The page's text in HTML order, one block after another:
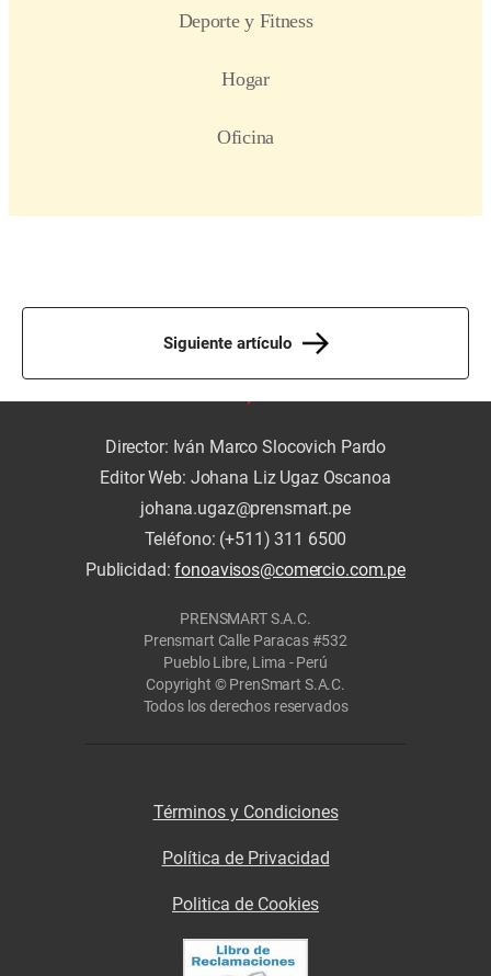
Siguiente artículo
Director: Iván Marco Slocovich Pardo
Editor Web: Johana Liz Ugaz Oscanoa
johana.ugaz@prensmart.pe
Teléfono: (+511) 311 6500
Publicidad:fonoavisos@comercio.com.pe
PRENSMART S.A.C.
Prensmart Calle Paracas #532
Pueblo Libre, Lima - Perú
Copyright © PrenSmart S.A.C.
Todos los derechos reservados
Términos y Condiciones
Política de Privacidad
Politica de Cookies